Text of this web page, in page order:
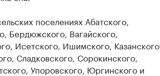
поселениях Абатского,
Бердюжского, Вагайского,
Исетского, Ишимского, Казанского,
Сладковского, Сорокинского,
Упоровского, Юргинского и